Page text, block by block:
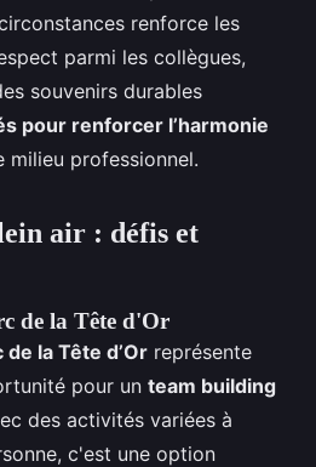
renforce les
parmi les collègues,
souvenirs durables
pour renforcer l’harmonie
milieu professionnel.
air : défis et
de la Tête d'Or
la Tête d’Or représente
pour un team building
des activités variées à
c'est une option